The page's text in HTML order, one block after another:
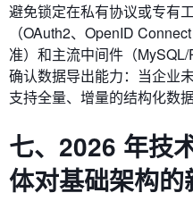
避免锁定在私有协议或专有
（OAuth2、OpenID
准）和主流中间件（
确认数据导出能力：当企业
支持全量、增量的结构化数据
七、2026 年技
体对基础架构的